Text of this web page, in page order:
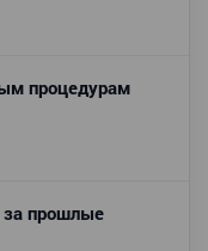
процедурам
прошлые